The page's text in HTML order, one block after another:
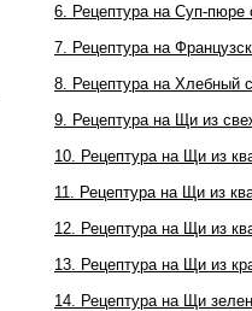
6. Рецептура на Суп-
7. Рецептура на
8. Рецептура на Хлебный
9. Рецептура на Щи из
10. Рецептура на Щи из
11. Рецептура на Щи из
12. Рецептура на Щи из
13. Рецептура на Щи из
14. Рецептура на Щи